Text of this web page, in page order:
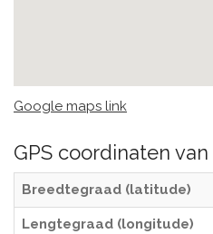
Google maps link
GPS coordinaten van
Breedtegraad (latitude)
Lengtegraad (longitude)